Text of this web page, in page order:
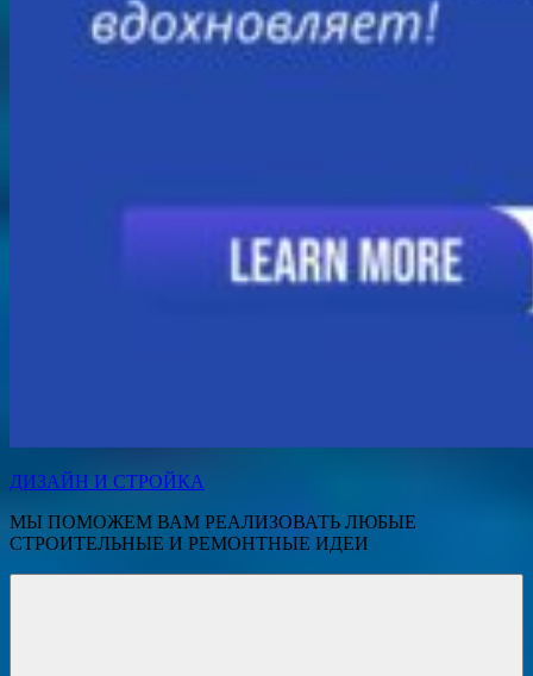
ДИЗАЙН И СТРОЙКА
МЫ ПОМОЖЕМ ВАМ РЕАЛИЗОВАТЬ ЛЮБЫЕ
СТРОИТЕЛЬНЫЕ И РЕМОНТНЫЕ ИДЕИ